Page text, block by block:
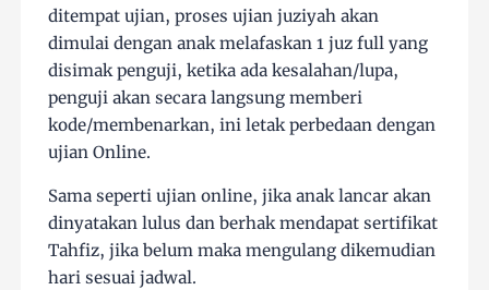
ditempat ujian, proses ujian juziyah akan
dimulai dengan anak melafaskan 1 juz full yang
disimak penguji, ketika ada kesalahan/lupa,
penguji akan secara langsung memberi
kode/membenarkan, ini letak perbedaan dengan
ujian Online.
Sama seperti ujian online, jika anak lancar akan
dinyatakan lulus dan berhak mendapat sertifikat
Tahfiz, jika belum maka mengulang dikemudian
hari sesuai jadwal.